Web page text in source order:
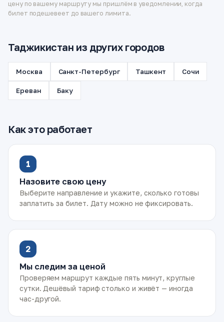
цену по вашему маршруту мы пришлём в уведомлении, когда
билет подешевеет до вашего лимита.
Таджикистан из других городов
Москва Санкт-Петербург Ташкент Сочи
Ереван Баку
Как это работает
1
Назовите свою цену
Выберите направление и укажите, сколько готовы
заплатить за билет. Дату можно не фиксировать.
2
Мы следим за ценой
Проверяем маршрут каждые пять минут, круглые
сутки. Дешёвый тариф столько и живёт — иногда
час-другой.